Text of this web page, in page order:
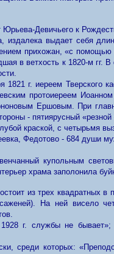
Девичьего к
издалека выдает себя
прихожан, «с помощью
в ветхость к 1820-м гг. В
г. иереем Тверского
протоиереем
Ершовым. При
- пятиярусный «резной
краской, с четырьмя
Федотово - 684 души
купольным
храма заполонила
из трех квадратных в
На ней висело
г. службы не бывает»;
среди которых: